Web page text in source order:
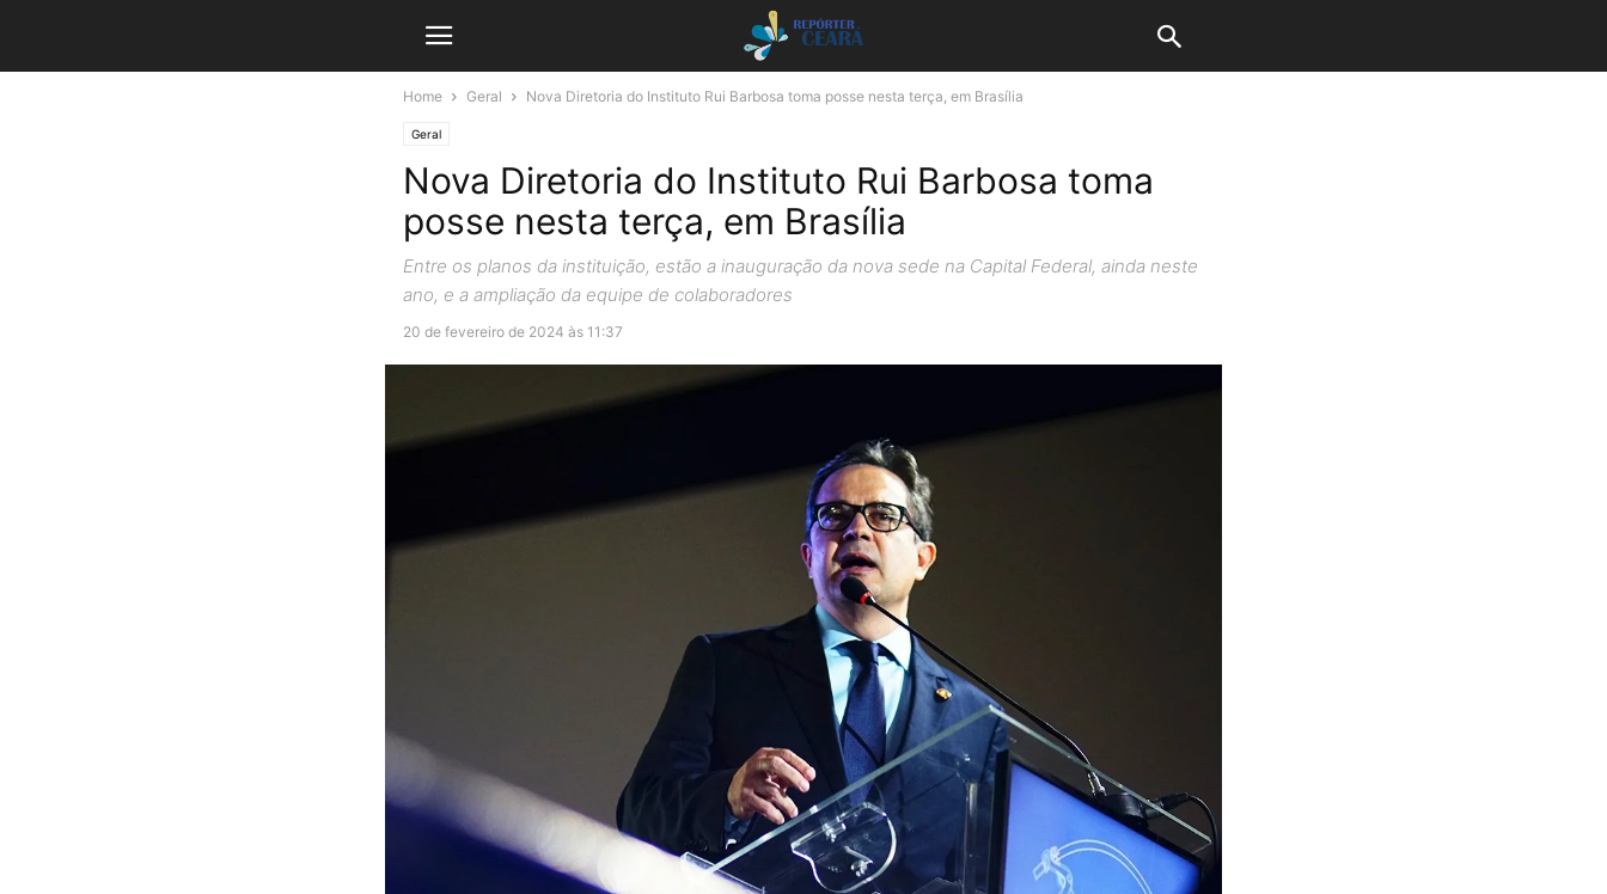
Home Geral Nova Diretoria do Instituto Rui Barbosa toma posse nesta terça, em Brasília
Geral
Nova Diretoria do Instituto Rui Barbosa toma
posse nesta terça, em Brasília
Entre os planos da instituição, estão a inauguração da nova sede na Capital Federal, ainda neste
ano, e a ampliação da equipe de colaboradores
20 de fevereiro de 2024 às 11:37